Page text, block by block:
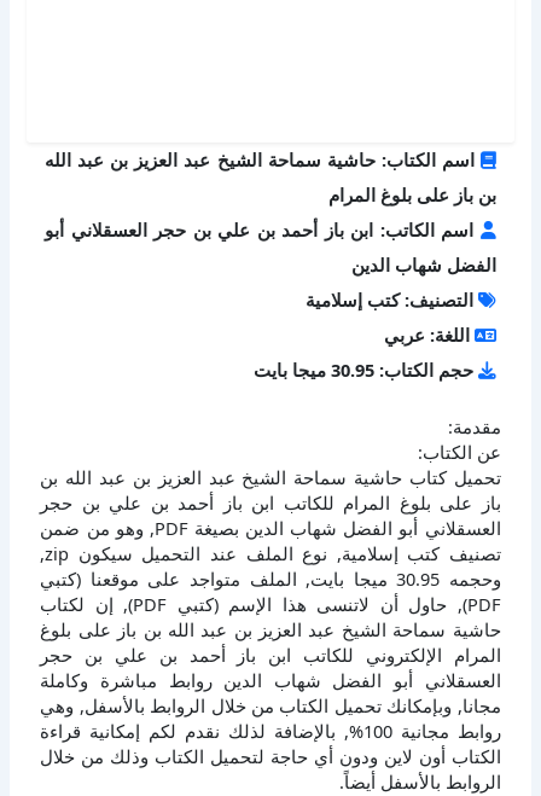
اسم الكتاب: حاشية سماحة الشيخ عبد العزيز بن عبد الله
بن باز على بلوغ المرام
اسم الكاتب: ابن باز أحمد بن علي بن حجر العسقلاني أبو
الفضل شهاب الدين
التصنيف: كتب إسلامية
اللغة: عربي
حجم الكتاب: 30.95 ميجا بايت
مقدمة:
عن الكتاب:
تحميل كتاب حاشية سماحة الشيخ عبد العزيز بن عبد الله بن
باز على بلوغ المرام للكاتب ابن باز أحمد بن علي بن حجر
العسقلاني أبو الفضل شهاب الدين بصيغة PDF, وهو من ضمن
تصنيف كتب إسلامية, نوع الملف عند التحميل سيكون zip,
وحجمه 30.95 ميجا بايت, الملف متواجد على موقعنا (كتبي
PDF), حاول أن لاتنسى هذا الإسم (كتبي PDF), إن لكتاب
حاشية سماحة الشيخ عبد العزيز بن عبد الله بن باز على بلوغ
المرام الإلكتروني للكاتب ابن باز أحمد بن علي بن حجر
العسقلاني أبو الفضل شهاب الدين روابط مباشرة وكاملة
مجانا, وبإمكانك تحميل الكتاب من خلال الروابط بالأسفل, وهي
روابط مجانية 100%, بالإضافة لذلك نقدم لكم إمكانية قراءة
الكتاب أون لاين ودون أي حاجة لتحميل الكتاب وذلك من خلال
الروابط بالأسفل أيضاً.